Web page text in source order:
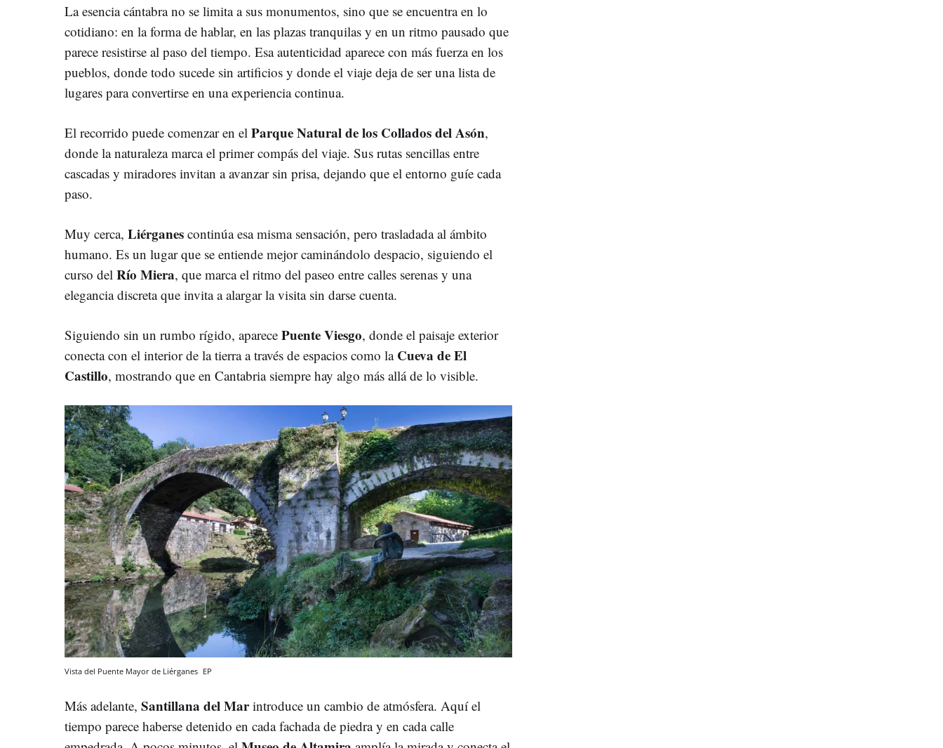
La esencia cántabra no se limita a sus monumentos, sino que se encuentra en lo
cotidiano: en la forma de hablar, en las plazas tranquilas y en un ritmo pausado que
parece resistirse al paso del tiempo. Esa autenticidad aparece con más fuerza en los
pueblos, donde todo sucede sin artificios y donde el viaje deja de ser una lista de
lugares para convertirse en una experiencia continua.
El recorrido puede comenzar en el Parque Natural de los Collados del Asón,
donde la naturaleza marca el primer compás del viaje. Sus rutas sencillas entre
cascadas y miradores invitan a avanzar sin prisa, dejando que el entorno guíe cada
paso.
Muy cerca, Liérganes continúa esa misma sensación, pero trasladada al ámbito
humano. Es un lugar que se entiende mejor caminándolo despacio, siguiendo el
curso del Río Miera, que marca el ritmo del paseo entre calles serenas y una
elegancia discreta que invita a alargar la visita sin darse cuenta.
Siguiendo sin un rumbo rígido, aparece Puente Viesgo, donde el paisaje exterior
conecta con el interior de la tierra a través de espacios como la Cueva de El
Castillo, mostrando que en Cantabria siempre hay algo más allá de lo visible.
Vista del Puente Mayor de Liérganes EP
Más adelante, Santillana del Marintroduce un cambio de atmósfera. Aquí el
tiempo parece haberse detenido en cada fachada de piedra y en cada calle